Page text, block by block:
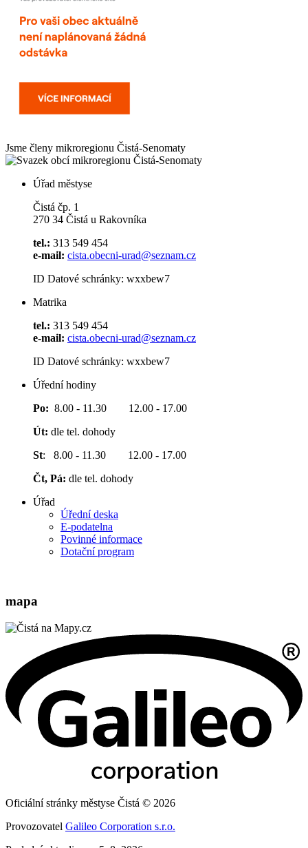
Jsme členy mikroregionu Čistá-Senomaty
Úřad městyse
Čistá čp. 1
270 34 Čistá u Rakovníka
tel.: 313 549 454
e-mail: cista.obecni-urad@seznam.cz
ID Datové schránky: wxxbew7
Matrika
tel.: 313 549 454
e-mail: cista.obecni-urad@seznam.cz
ID Datové schránky: wxxbew7
Úřední hodiny
Po: 8.00 - 11.30 12.00 - 17.00
Út: dle tel. dohody
St: 8.00 - 11.30 12.00 - 17.00
Čt, Pá: dle tel. dohody
Úřad
Úřední deska
E-podatelna
Povinné informace
Dotační program
mapa
Oficiální stránky městyse Čistá © 2026
Provozovatel Galileo Corporation s.r.o.